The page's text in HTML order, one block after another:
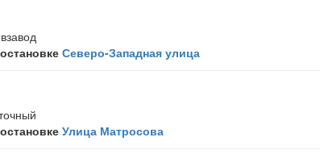
Северо-Западная улица
Улица Матросова